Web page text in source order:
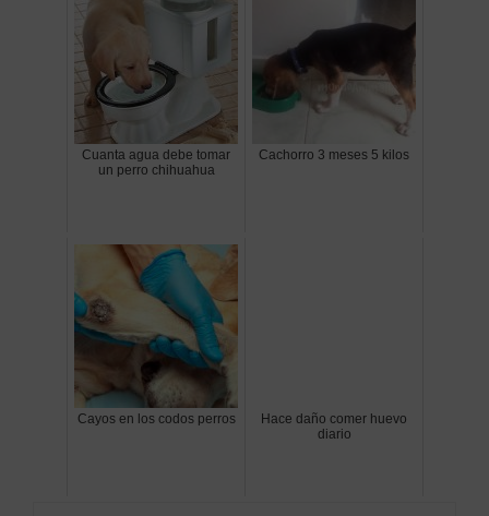
Cuanta agua debe tomar
un perro chihuahua
Cachorro 3 meses 5 kilos
Cayos en los codos perros
Hace daño comer huevo
diario